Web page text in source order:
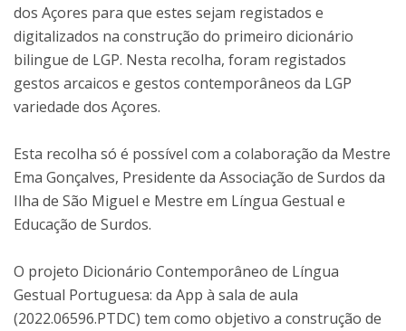
dos Açores para que estes sejam registados e
digitalizados na construção do primeiro dicionário
bilingue de LGP. Nesta recolha, foram registados
gestos arcaicos e gestos contemporâneos da LGP
variedade dos Açores.
Esta recolha só é possível com a colaboração da Mestre
Ema Gonçalves, Presidente da Associação de Surdos da
Ilha de São Miguel e Mestre em Língua Gestual e
Educação de Surdos.
O projeto Dicionário Contemporâneo de Língua
Gestual Portuguesa: da App à sala de aula
(2022.06596.PTDC) tem como objetivo a construção de